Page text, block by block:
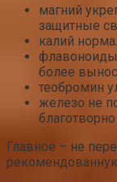
магний
защитные
калий
более
теобромин
железо не
Главное – не